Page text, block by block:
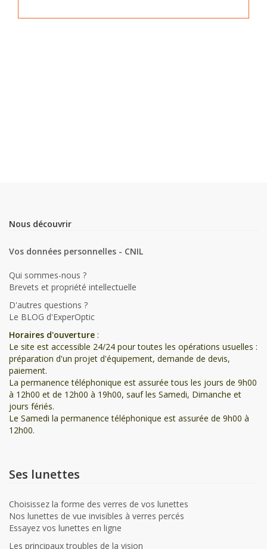
Nous découvrir
Vos données personnelles - CNIL
Qui sommes-nous ?
Brevets et propriété intellectuelle
D'autres questions ?
Le BLOG d'ExperOptic
Horaires d'ouverture :
Le site est accessible 24/24 pour toutes les opérations usuelles :
préparation d'un projet d'équipement, demande de devis,
paiement.
La permanence téléphonique est assurée tous les jours de 9h00
à 12h00 et de 12h00 à 19h00, sauf les Samedi, Dimanche et
jours fériés.
Le Samedi la permanence téléphonique est assurée de 9h00 à
12h00.
Ses lunettes
Choisissez la forme des verres de vos lunettes
Nos lunettes de vue invisibles à verres percés
Essayez vos lunettes en ligne
Les principaux troubles de la vision